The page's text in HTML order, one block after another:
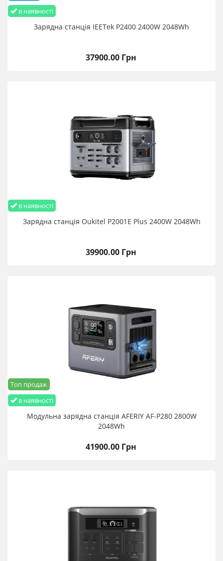
в наявності
Зарядна станція IEETek P2400 2400W 2048Wh
37900.00 Грн
в наявності
Зарядна станція Oukitel P2001E Plus 2400W 2048Wh
39900.00 Грн
в наявності
Топ продаж
Модульна зарядна станція AFERIY AF-P280 2800W
2048Wh
41900.00 Грн